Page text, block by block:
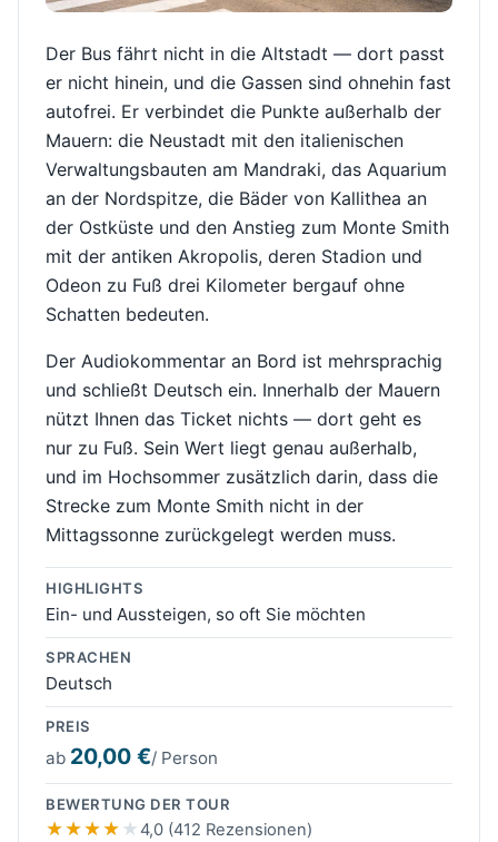
Der Bus fährt nicht in die Altstadt — dort passt
er nicht hinein, und die Gassen sind ohnehin fast
autofrei. Er verbindet die Punkte außerhalb der
Mauern: die Neustadt mit den italienischen
Verwaltungsbauten am Mandraki, das Aquarium
an der Nordspitze, die Bäder von Kallithea an
der Ostküste und den Anstieg zum Monte Smith
mit der antiken Akropolis, deren Stadion und
Odeon zu Fuß drei Kilometer bergauf ohne
Schatten bedeuten.
Der Audiokommentar an Bord ist mehrsprachig
und schließt Deutsch ein. Innerhalb der Mauern
nützt Ihnen das Ticket nichts — dort geht es
nur zu Fuß. Sein Wert liegt genau außerhalb,
und im Hochsommer zusätzlich darin, dass die
Strecke zum Monte Smith nicht in der
Mittagssonne zurückgelegt werden muss.
HIGHLIGHTS
Ein- und Aussteigen, so oft Sie möchten
SPRACHEN
Deutsch
PREIS
ab 20,00 €/ Person
BEWERTUNG DER TOUR
4,0 (412 Rezensionen)